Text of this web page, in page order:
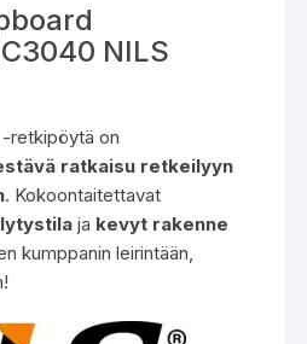
NILS
retkipöytä on
ratkaisu retkeilyyn
. Kokoontaitettavat
ja kevyt rakenne
kumppanin leirintään,